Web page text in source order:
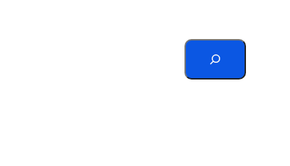
Search